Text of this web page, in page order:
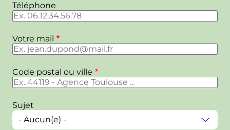
Téléphone
Votre mail
Code postal ou ville
Sujet